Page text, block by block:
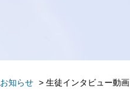
お知らせ > 生徒インタビュー動画